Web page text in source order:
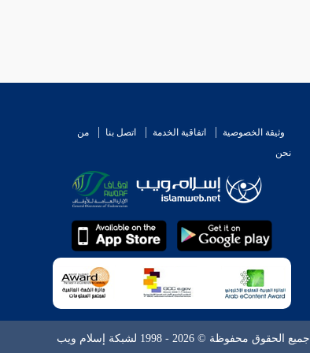
وثيقة الخصوصية اتفاقية الخدمة اتصل بنا
من
نحن
جميع الحقوق محفوظة © 2026 - 1998 لشبكة إسلام ويب